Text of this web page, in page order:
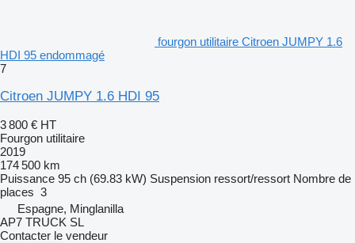
fourgon utilitaire Citroen JUMPY 1.6
HDI 95 endommagé
7
Citroen JUMPY 1.6 HDI 95
3 800 € HT
Fourgon utilitaire
2019
174 500 km
Puissance 95 ch (69.83 kW) Suspension ressort/ressort Nombre de
places 3
Espagne, Minglanilla
AP7 TRUCK SL
Contacter le vendeur